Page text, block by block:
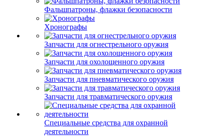
Фальшпатроны, флажки безопасности
Хронографы
Запчасти для огнестрельного оружия
Запчасти для охолощенного оружия
Запчасти для пневматического оружия
Запчасти для травматического оружия
Специальные средства для охранной
деятельности